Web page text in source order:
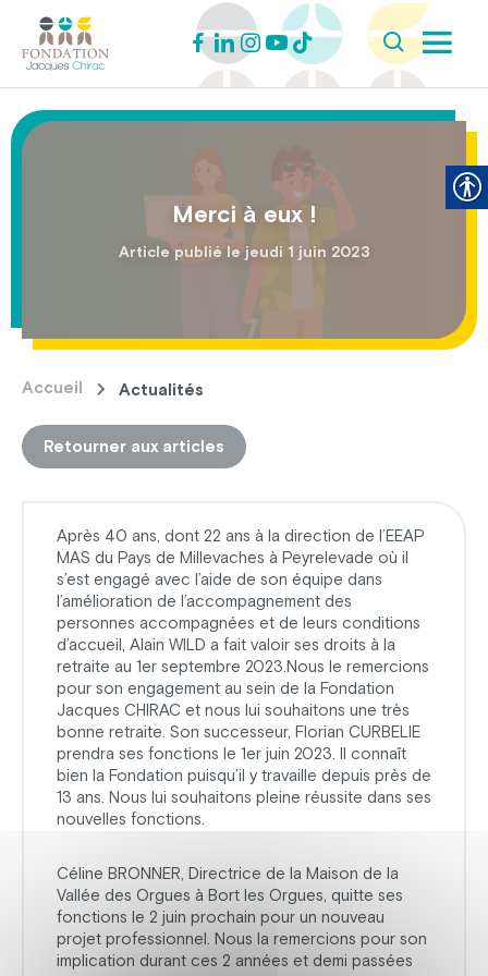
Merci à eux !
Article publié le jeudi 1 juin 2023
Accueil Actualités
Retourner aux articles
Après 40 ans, dont 22 ans à la direction de l’EEAP
MAS du Pays de Millevaches à Peyrelevade où il
s’est engagé avec l’aide de son équipe dans
l’amélioration de l’accompagnement des
personnes accompagnées et de leurs conditions
d’accueil, Alain WILD a fait valoir ses droits à la
retraite au 1er septembre 2023.Nous le remercions
pour son engagement au sein de la Fondation
Jacques CHIRAC et nous lui souhaitons une très
bonne retraite. Son successeur, Florian CURBELIE
prendra ses fonctions le 1er juin 2023. Il connaît
bien la Fondation puisqu’il y travaille depuis près de
13 ans. Nous lui souhaitons pleine réussite dans ses
nouvelles fonctions.
Céline BRONNER, Directrice de la Maison de la
Vallée des Orgues à Bort les Orgues, quitte ses
fonctions le 2 juin prochain pour un nouveau
projet professionnel. Nous la remercions pour son
implication durant ces 2 années et demi passées